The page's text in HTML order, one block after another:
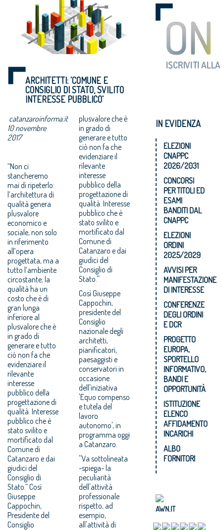
ARCHITETTI: 'COMUNE E
CONSIGLIO DI STATO, SVILITO
INTERESSE PUBBLICO'
catanzaroinforma.it
10 novembre
2017
“Non ci
stancheremo
mai di ripeterlo:
l’architettura di
qualità genera
plusvalore
economico e
sociale, non solo
in riferimento
all’opera
progettata, ma a
tutto l’ambiente
circostante; la
qualità ha un
costo che è di
gran lunga
inferiore al
plusvalore che è
in grado di
generare e tutto
ciò non fa che
evidenziare il
rilevante
interesse
pubblico della
progettazione di
qualità. Interesse
pubblico che è
stato svilito e
mortificato dal
Comune di
Catanzaro e dai
giudici del
Consiglio di
Stato.” Così
Giuseppe
Cappochin,
Presidente del
Consiglio
plusvalore che è
in grado di
generare e tutto
ciò non fa che
evidenziare il
rilevante
interesse
pubblico della
progettazione di
qualità. Interesse
pubblico che è
stato svilito e
mortificato dal
Comune di
Catanzaro e dai
giudici del
Consiglio di
Stato.''
Così Giuseppe
Cappochin,
presidente del
Consiglio
nazionale degli
architetti,
pianificatori,
paesaggisti e
conservatori in
occasione
dell'iniziativa
'Equo compenso
e tutela del
lavoro
autonomo', in
programma oggi
a Catanzaro.
''Va sottolineata
-spiega- la
peculiarità
dell'attività
professionale
rispetto, ad
esempio,
all'attività di
IN EVIDENZA
ELEZIONI
CNAPPC
2026/2031
CONCORSI
PER TITOLI ED
ESAMI
BANDITI DAL
CNAPPC
ELEZIONI
ORDINI
2025/2029
AVVISI PER
MANIFESTAZIONE
DI INTERESSE
CONFERENZE
DEGLI ORDINI
E DCR
PROGETTO
EUROPA,
SPORTELLO
INFORMATIVO,
BANDI E
OPPORTUNITÀ
ISTITUZIONE
ELENCO
AFFIDAMENTO
INCARICHI
ALBO
FORNITORI
AWN.IT